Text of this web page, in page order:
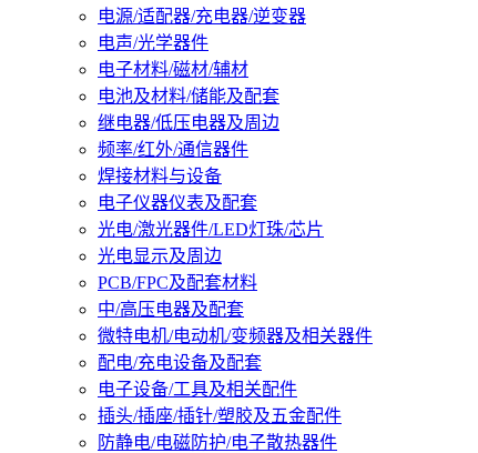
电源/适配器/充电器/逆变器
电声/光学器件
电子材料/磁材/辅材
电池及材料/储能及配套
继电器/低压电器及周边
频率/红外/通信器件
焊接材料与设备
电子仪器仪表及配套
光电/激光器件/LED灯珠/芯片
光电显示及周边
PCB/FPC及配套材料
中/高压电器及配套
微特电机/电动机/变频器及相关器件
配电/充电设备及配套
电子设备/工具及相关配件
插头/插座/插针/塑胶及五金配件
防静电/电磁防护/电子散热器件